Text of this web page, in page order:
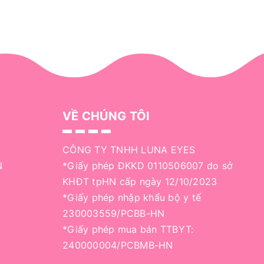
VỀ CHÚNG TÔI
CÔNG TY TNHH LUNA EYES
*Giấy phép ĐKKD 0110506007 do sở
KHĐT tpHN cấp ngày 12/10/2023
*Giấy phép nhập khẩu bộ y tế
230003559/PCBB-HN
*Giấy phép mua bán TTBYT:
240000004/PCBMB-HN